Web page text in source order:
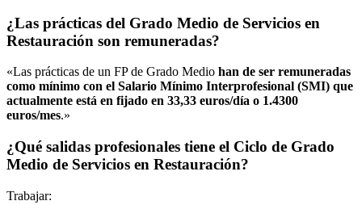
¿Las prácticas del Grado Medio de Servicios en
Restauración son remuneradas?
«Las prácticas de un FP de Grado Medio han de ser remuneradas
como mínimo con el Salario Mínimo Interprofesional (SMI) que
actualmente está en fijado en 33,33 euros/día o 1.4300
euros/mes.»
¿Qué salidas profesionales tiene el Ciclo de Grado
Medio de Servicios en Restauración?
Trabajar: